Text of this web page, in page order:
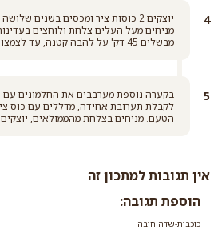
יוצקים 2 כוסות ציר ומכסים בשנים
מניחים מעל העלים צלחת ולוחצים
מבשלים 45 דק' על להבה קטנה, עד לצמצום הציר.
בקערה נוספת מערבבים את החלמונים עם
לקבלת תערובת אחידה, מדללים עם כוס
הטעם. מניחים בצלחת מהממולאים,
אין תגובות למתכון זה
הוספת תגובה:
כוכבית-שדה חובה